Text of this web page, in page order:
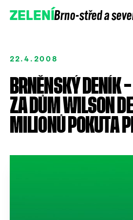
ZELENÍBrno-střed a
22.4.2008
BRNĚNSKÝ DENÍK
ZA DŮM WILSON
MILIONŮ POKUTA